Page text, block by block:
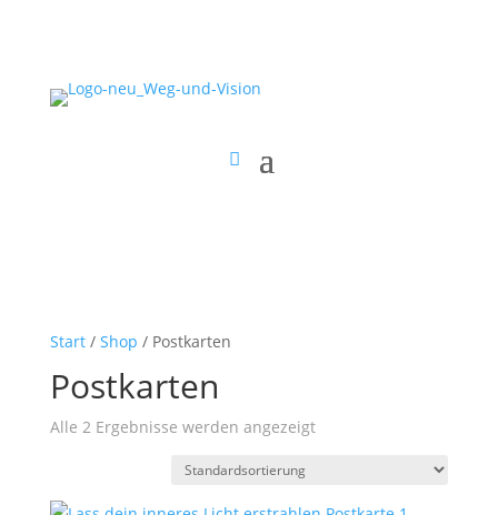
Start/ Shop / Postkarten
Postkarten
Alle 2 Ergebnisse werden angezeigt